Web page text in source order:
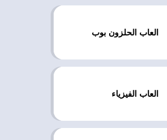
العاب الحلزون بوب
العاب الفيزياء